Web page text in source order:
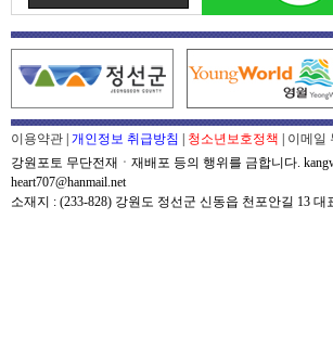
이용약관 개인정보 취급방침 청소년보호정책
이메일
강원포토 무단전재ㆍ재배포 등의 행위를 금합니다.
heart707@hanmail.net
소재지 : (233-828) 강원도 정선군 신동읍 천포안길 13 대